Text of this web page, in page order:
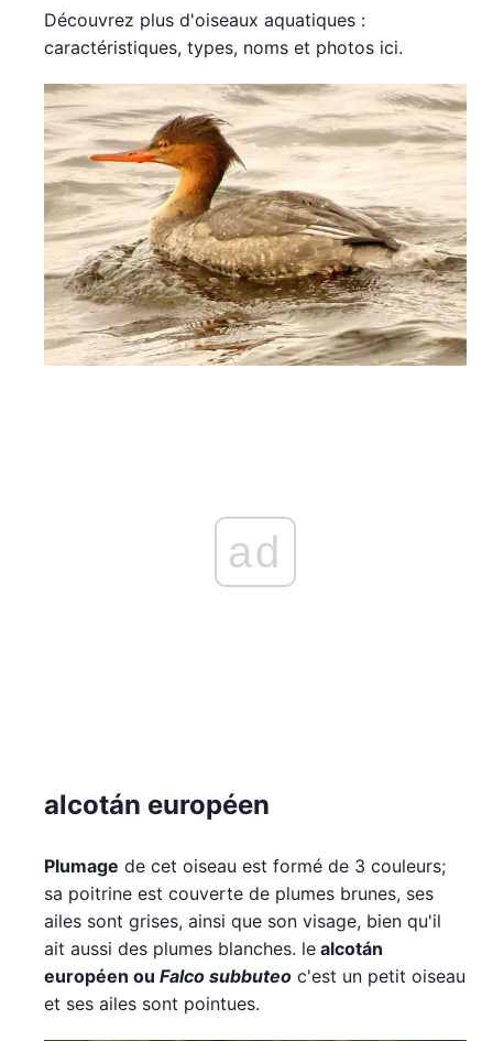
Découvrez plus d'oiseaux aquatiques :
caractéristiques, types, noms et photos ici.
ad
alcotán européen
Plumage de cet oiseau est formé de 3 couleurs;
sa poitrine est couverte de plumes brunes, ses
ailes sont grises, ainsi que son visage, bien qu'il
ait aussi des plumes blanches. le alcotán
européen ou Falco subbuteo c'est un petit oiseau
et ses ailes sont pointues.